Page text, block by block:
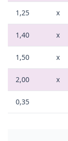
1,25 x
1,40 x
1,50 x
2,00 x
0,35